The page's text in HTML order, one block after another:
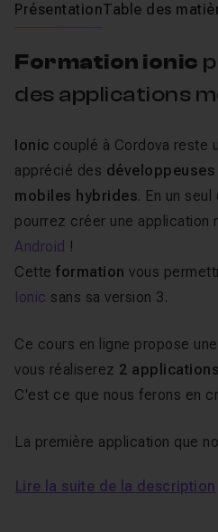
PrésentationTable des
Formation ionic
des applications
Ionic couplé à Cordova reste
apprécié des développeuses
mobiles hybrides. En un
pourrez créer une application
Android !
Cette formation vous
Ionic sans sa version 3.
Ce cours en ligne propose une
vous réaliserez 2 applications
C'est ce que nous ferons en
La première application que
Lire la suite de la description